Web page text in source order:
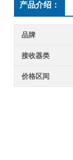
产品介绍：
品牌
接收器类
价格区间